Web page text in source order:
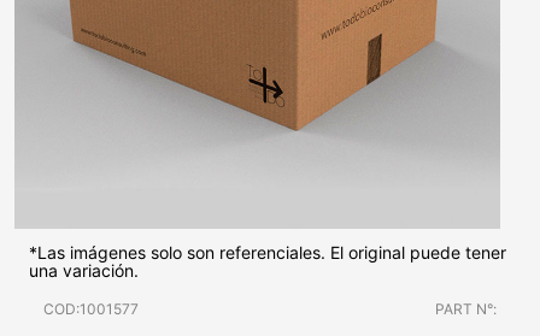
*Las imágenes solo son referenciales. El original puede tener
una variación.
COD:1001577 PART N°: